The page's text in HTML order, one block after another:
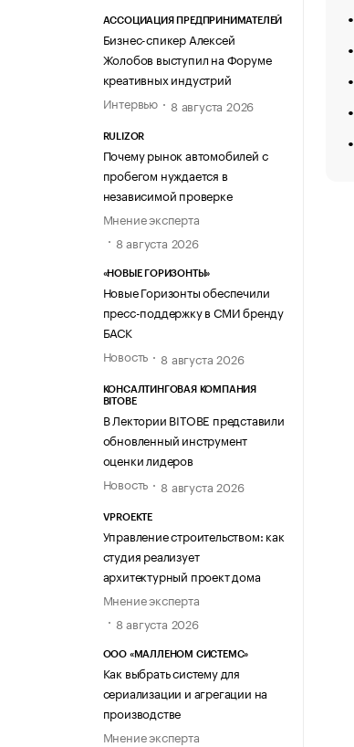
АССОЦИАЦИЯ ПРЕДПРИНИМАТЕЛЕЙ
Бизнес-спикер Алексей
Жолобов выступил на Форуме
креативных индустрий
Интервью
8 августа 2026
RULIZOR
Почему рынок автомобилей с
пробегом нуждается в
независимой проверке
Мнение эксперта
8 августа 2026
«НОВЫЕ ГОРИЗОНТЫ»
Новые Горизонты обеспечили
пресс-поддержку в СМИ бренду
БАСК
Новость
8 августа 2026
КОНСАЛТИНГОВАЯ КОМПАНИЯ
BITOBE
В Лектории BITOBE представили
обновленный инструмент
оценки лидеров
Новость
8 августа 2026
VPROEKTE
Управление строительством: как
студия реализует
архитектурный проект дома
Мнение эксперта
8 августа 2026
ООО «МАЛЛЕНОМ СИСТЕМС»
Как выбрать систему для
сериализации и агрегации на
производстве
Мнение эксперта